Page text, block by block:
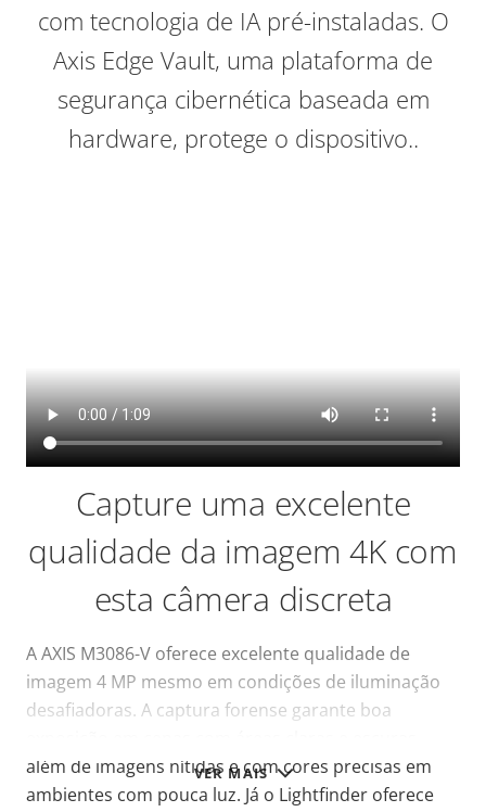
VER MAIS
com tecnologia de IA pré-instaladas. O
Axis Edge Vault, uma plataforma de
segurança cibernética baseada em
hardware, protege o dispositivo..
Capture uma excelente
qualidade da imagem 4K com
esta câmera discreta
A AXIS M3086-V oferece excelente qualidade de
imagem 4 MP mesmo em condições de iluminação
desafiadoras. A captura forense garante boa
além de imagens nítidas e com cores precisas em
ambientes com pouca luz. Já o Lightfinder oferece